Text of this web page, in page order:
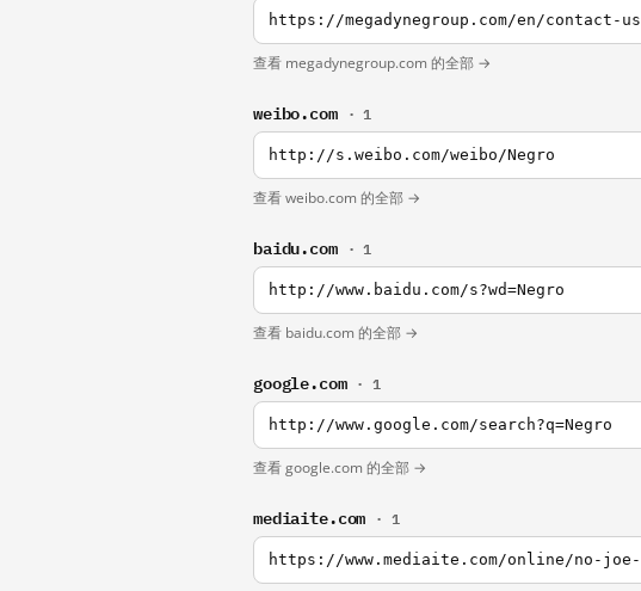
https://megadynegroup.com/en/contact-us
查看 megadynegroup.com 的全部 →
weibo.com · 1
http://s.weibo.com/weibo/Negro
查看 weibo.com 的全部 →
baidu.com · 1
http://www.baidu.com/s?wd=Negro
查看 baidu.com 的全部 →
google.com · 1
http://www.google.com/search?q=Negro
查看 google.com 的全部 →
mediaite.com · 1